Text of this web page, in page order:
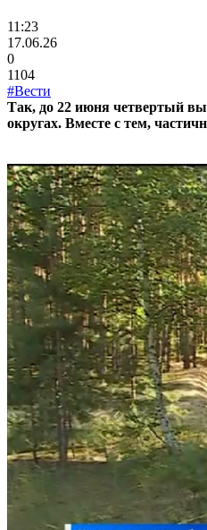
11:23
17.06.26
0
1104
#Вести
Так, до 22 июня четвертый
округах. Вместе с тем,